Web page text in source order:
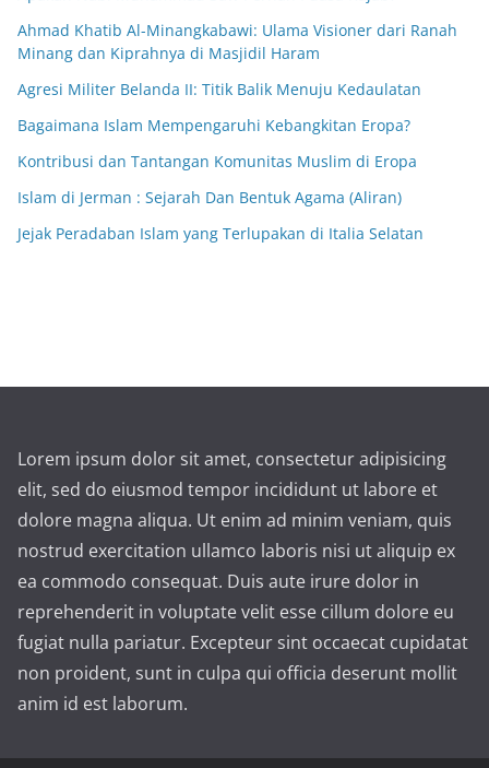
Ahmad Khatib Al-Minangkabawi: Ulama Visioner dari Ranah
Minang dan Kiprahnya di Masjidil Haram
Agresi Militer Belanda II: Titik Balik Menuju Kedaulatan
Bagaimana Islam Mempengaruhi Kebangkitan Eropa?
Kontribusi dan Tantangan Komunitas Muslim di Eropa
Islam di Jerman : Sejarah Dan Bentuk Agama (Aliran)
Jejak Peradaban Islam yang Terlupakan di Italia Selatan
Lorem ipsum dolor sit amet, consectetur adipisicing
elit, sed do eiusmod tempor incididunt ut labore et
dolore magna aliqua. Ut enim ad minim veniam, quis
nostrud exercitation ullamco laboris nisi ut aliquip ex
ea commodo consequat. Duis aute irure dolor in
reprehenderit in voluptate velit esse cillum dolore eu
fugiat nulla pariatur. Excepteur sint occaecat cupidatat
non proident, sunt in culpa qui officia deserunt mollit
anim id est laborum.